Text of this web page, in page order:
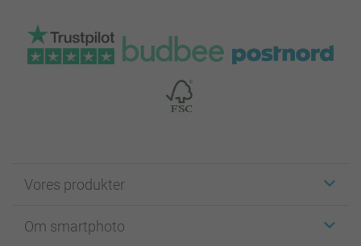
Vores produkter
Fotokort
Om smartphoto